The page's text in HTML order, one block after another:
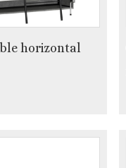
horizontal